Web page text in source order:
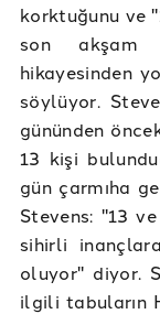
korktuğunu ve
son akşam
hikayesinden
söylüyor.
gününden
13 kişi
gün çarmıha
Stevens: "13
sihirli
oluyor" diyor.
ilgili tabuların